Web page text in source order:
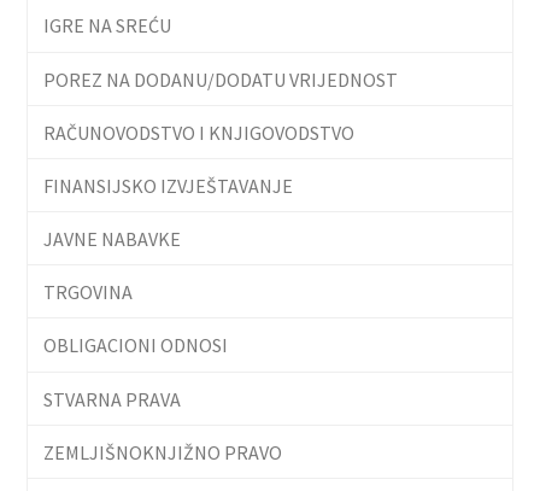
IGRE NA SREĆU
POREZ NA DODANU/DODATU VRIJEDNOST
RAČUNOVODSTVO I KNJIGOVODSTVO
FINANSIJSKO IZVJEŠTAVANJE
JAVNE NABAVKE
TRGOVINA
OBLIGACIONI ODNOSI
STVARNA PRAVA
ZEMLJIŠNOKNJIŽNO PRAVO